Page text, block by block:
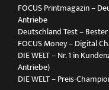
FOCUS Printmagazin –
Antriebe
Deutschland Test –
FOCUS Money – Digital
DIE WELT – Nr. 1 in
Antriebe)
DIE WELT – Preis-